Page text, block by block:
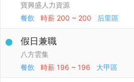
寶興盛人力資源
餐飲
時薪 200 ~ 200 后里區
假日兼職
八方雲集
餐飲
時薪 196 ~ 196 大甲區